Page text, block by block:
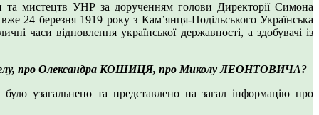
та мистецтв УНР за дорученням голови Директорії Симона
24 березня 1919 року з Кам’янця-Подільського Українська
часи відновлення української державності, а здобувачі із
про Олександра КОШИЦЯ, про Миколу ЛЕОНТОВИЧА?
узагальнено та представлено на загал інформацію про